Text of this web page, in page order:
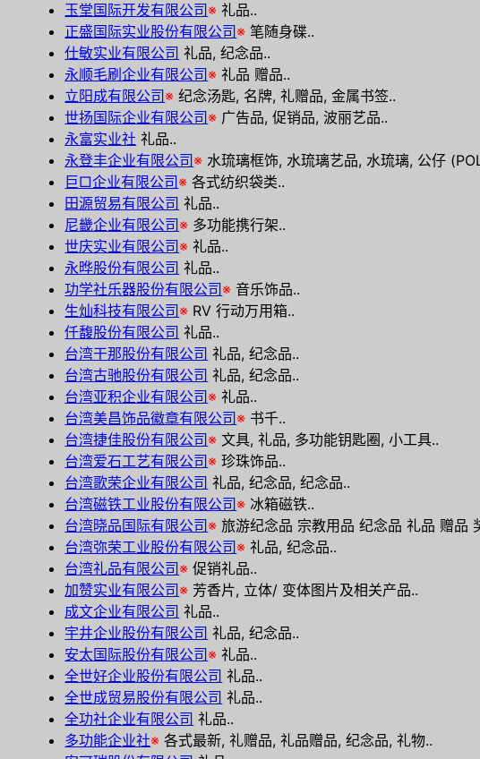
玉堂国际开发有限公司 ※礼品..
正盛国际实业股份有限公司 ※笔随身碟..
仕敏实业有限公司 礼品, 纪念品..
永顺毛刷企业有限公司 ※礼品 赠品..
立阳成有限公司 ※纪念汤匙, 名牌, 礼赠品, 金属书签..
世扬国际企业有限公司 ※ 广告品, 促销品, 波丽艺品..
永富实业社 礼品..
永登丰企业有限公司 ※水琉璃框饰, 水琉璃艺品, 水琉璃, 公仔
巨□企业有限公司 ※各式纺织袋类..
田源贸易有限公司 礼品..
尼畿企业有限公司 ※ 多功能携行架..
世庆实业有限公司 ※礼品..
永晔股份有限公司 礼品..
功学社乐器股份有限公司 ※音乐饰品..
生灿科技有限公司 ※ RV 行动万用箱..
仟馥股份有限公司 礼品..
台湾干那股份有限公司 礼品, 纪念品..
台湾古驰股份有限公司 礼品, 纪念品..
台湾亚积企业有限公司 ※礼品..
台湾美昌饰品徽章有限公司 ※ 书千..
台湾捷佳股份有限公司 ※文具, 礼品, 多功能钥匙圈, 小工具..
台湾爱石工艺有限公司 ※珍珠饰品..
台湾歌荣企业有限公司 礼品, 纪念品, 纪念品..
台湾磁铁工业股份有限公司 ※冰箱磁铁..
台湾晓品国际有限公司 ※旅游纪念品 宗教用品 纪念品 礼品 赠品
台湾弥荣工业股份有限公司 ※礼品, 纪念品..
台湾礼品有限公司 ※促销礼品..
加赞实业有限公司 ※ 芳香片, 立体/ 变体图片及相关产品..
成文企业有限公司 礼品..
宇井企业股份有限公司 礼品, 纪念品..
安太国际股份有限公司 ※礼品..
全世好企业股份有限公司 礼品..
全世成贸易股份有限公司 礼品..
全功社企业有限公司 礼品..
多功能企业社※各式最新, 礼赠品, 礼品赠品, 纪念品, 礼物..